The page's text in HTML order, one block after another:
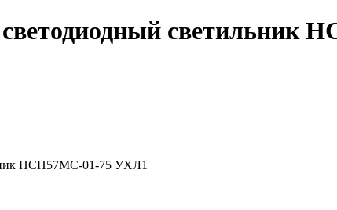
светильник
НСП57МС-01-75 УХЛ1